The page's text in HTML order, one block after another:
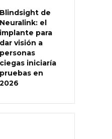
Blindsight de
Neuralink: el
implante para
dar visión a
personas
ciegas iniciaría
pruebas en
2026